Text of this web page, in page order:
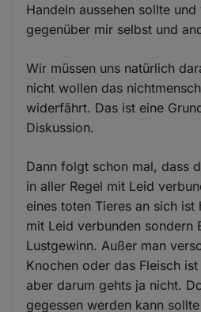
Handeln aussehen sollte
gegenüber mir selbst und
Wir müssen uns natürlich
nicht wollen das
widerfährt. Das ist eine
Diskussion.
Dann folgt schon mal, dass
in aller Regel mit Leid
eines toten Tieres an sich
mit Leid verbunden sondern
Lustgewinn. Außer man
Knochen oder das Fleisch
aber darum gehts ja nicht.
gegessen werden kann